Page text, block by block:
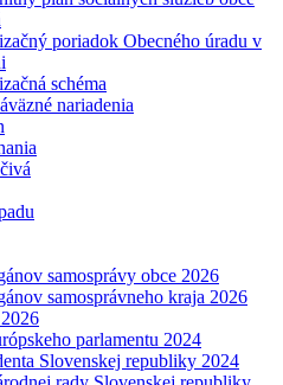
poriadok Obecného úradu v
schéma
nariadenia
samosprávy obce 2026
samosprávneho kraja 2026
parlamentu 2024
Slovenskej republiky 2024